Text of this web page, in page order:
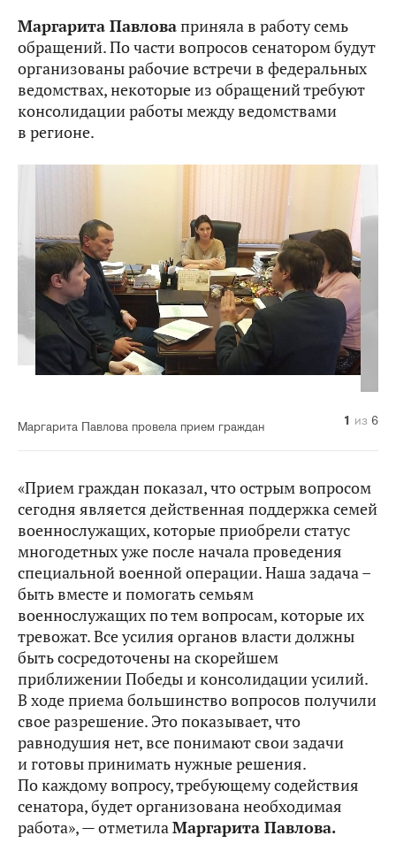
Маргарита Павловаприняла в работу семь
обращений. По части вопросов сенатором будут
организованы рабочие встречи в федеральных
ведомствах, некоторые из обращений требуют
консолидации работы между ведомствами
в регионе.
Маргарита Павлова провела прием граждан 1 из 6
2 из 6
3 из 6
4 из 6
5 из 6
6 из 6
«Прием граждан показал, что острым вопросом
сегодня является действенная поддержка семей
военнослужащих, которые приобрели статус
многодетных уже после начала проведения
специальной военной операции. Наша задача –
быть вместе и помогать семьям
военнослужащих по тем вопросам, которые их
тревожат. Все усилия органов власти должны
быть сосредоточены на скорейшем
приближении Победы и консолидации усилий.
В ходе приема большинство вопросов получили
свое разрешение. Это показывает, что
равнодушия нет, все понимают свои задачи
и готовы принимать нужные решения.
По каждому вопросу, требующему содействия
сенатора, будет организована необходимая
работа», — отметилаМаргарита Павлова.